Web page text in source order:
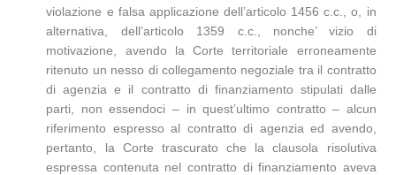
violazione e falsa applicazione dell’articolo 1456 c.c., o, in
alternativa, dell’articolo 1359 c.c., nonche’ vizio di
motivazione, avendo la Corte territoriale erroneamente
ritenuto un nesso di collegamento negoziale tra il contratto
di agenzia e il contratto di finanziamento stipulati dalle
parti, non essendoci – in quest’ultimo contratto – alcun
riferimento espresso al contratto di agenzia ed avendo,
pertanto, la Corte trascurato che la clausola risolutiva
espressa contenuta nel contratto di finanziamento aveva